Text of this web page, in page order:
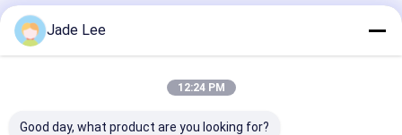
मोर्टिज़ दरवाज़ा बंद
अनुशंसित उत्पाद
Jade Lee
12:24 PM
Good day, what product are you looking for?